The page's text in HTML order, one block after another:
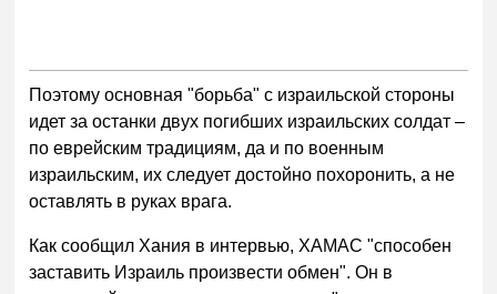
Поэтому основная "борьба" с израильской стороны
идет за останки двух погибших израильских солдат –
по еврейским традициям, да и по военным
израильским, их следует достойно похоронить, а не
оставлять в руках врага.
Как сообщил Хания в интервью, ХАМАС "способен
заставить Израиль произвести обмен". Он в